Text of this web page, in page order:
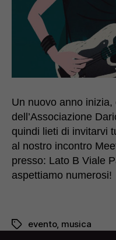
Un nuovo anno
dell’Associazione
quindi lieti di invitarvi
al nostro incontro
presso: Lato B Viale
aspettiamo numerosi!
Tag evento, musica